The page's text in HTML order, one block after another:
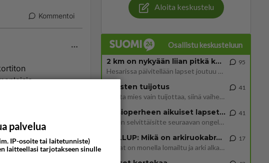
Kommentoi
Aloita keskustelu
Osallistu keskusteluun
2 km on nykyään liian pitkä koulumatka
Hesarissa päivitellään lapset joutuu nyt kulkemaan 2 km kouluun jösses. Ruostefillarilla tuo matka menee vaikka miten äk
95
Miesten tuijotus
Mutta mies vain tuijottaa, siinä vaiheessa käännän itse pään pois. Mikä juttu? Yleensä jos joku tuijottaa tai katsoo, hä
41
Uusioperheen aikuiset lapset tyhjentää jääkaapin käydessään
Miten selvittäisitte seuraavan ongelman, meillä on uusioperhe, minulla teini-ikäiset lapset ja puolisolla aikuiset, jotk
41
GALLUP: Mikä on arkiruokabravuurisi?
Lomat on monella lomailtu ja arki alkaa. Se voi tarkoittaa myös sitä, että grillailut on grillattu ja palataan arjen ruo
17
palvelua
IP-osoite tai laitetunniste)
laitteellasi tarjotakseen sinulle